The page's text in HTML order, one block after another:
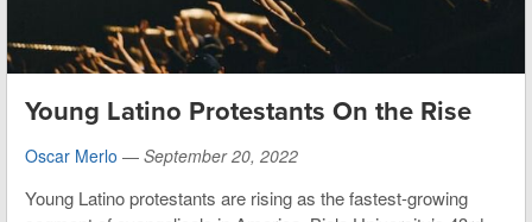
Young Latino Protestants On the Rise
Oscar Merlo — September 20, 2022
Young Latino protestants are rising as the fastest-growing